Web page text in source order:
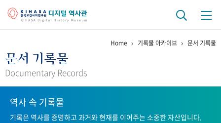
걸어온 길 기관 변천사
연구 역사
정책과 연구 키워드로 보는 연구 역사
연구자들
Home 기록물 아카이브 문서 기록물
문서 기록물
Documentary Records
역사 속 기록물
기록은 역사를 증명하고 과거와 현재를 이어주는 소중한 자산입니다.